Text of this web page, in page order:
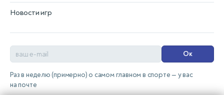
Новости игр
Ок
Раз в неделю (примерно) о самом главном в спорте — у вас
на почте